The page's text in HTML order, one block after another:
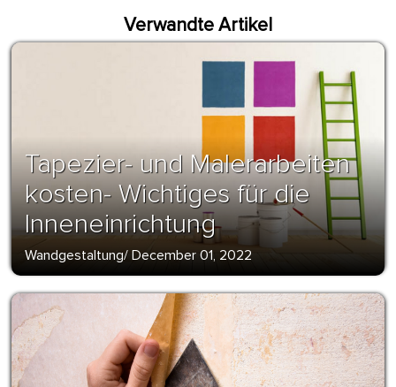
Verwandte Artikel
Tapezier- und Malerarbeiten
kosten- Wichtiges für die
Inneneinrichtung
Wandgestaltung/ December 01, 2022